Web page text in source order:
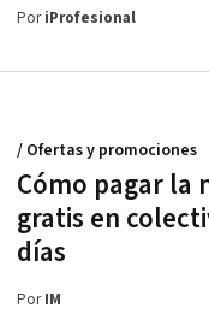
PoriProfesional
Cómo pagar la
gratis en
días
/ Ofertas y promociones
PorIM